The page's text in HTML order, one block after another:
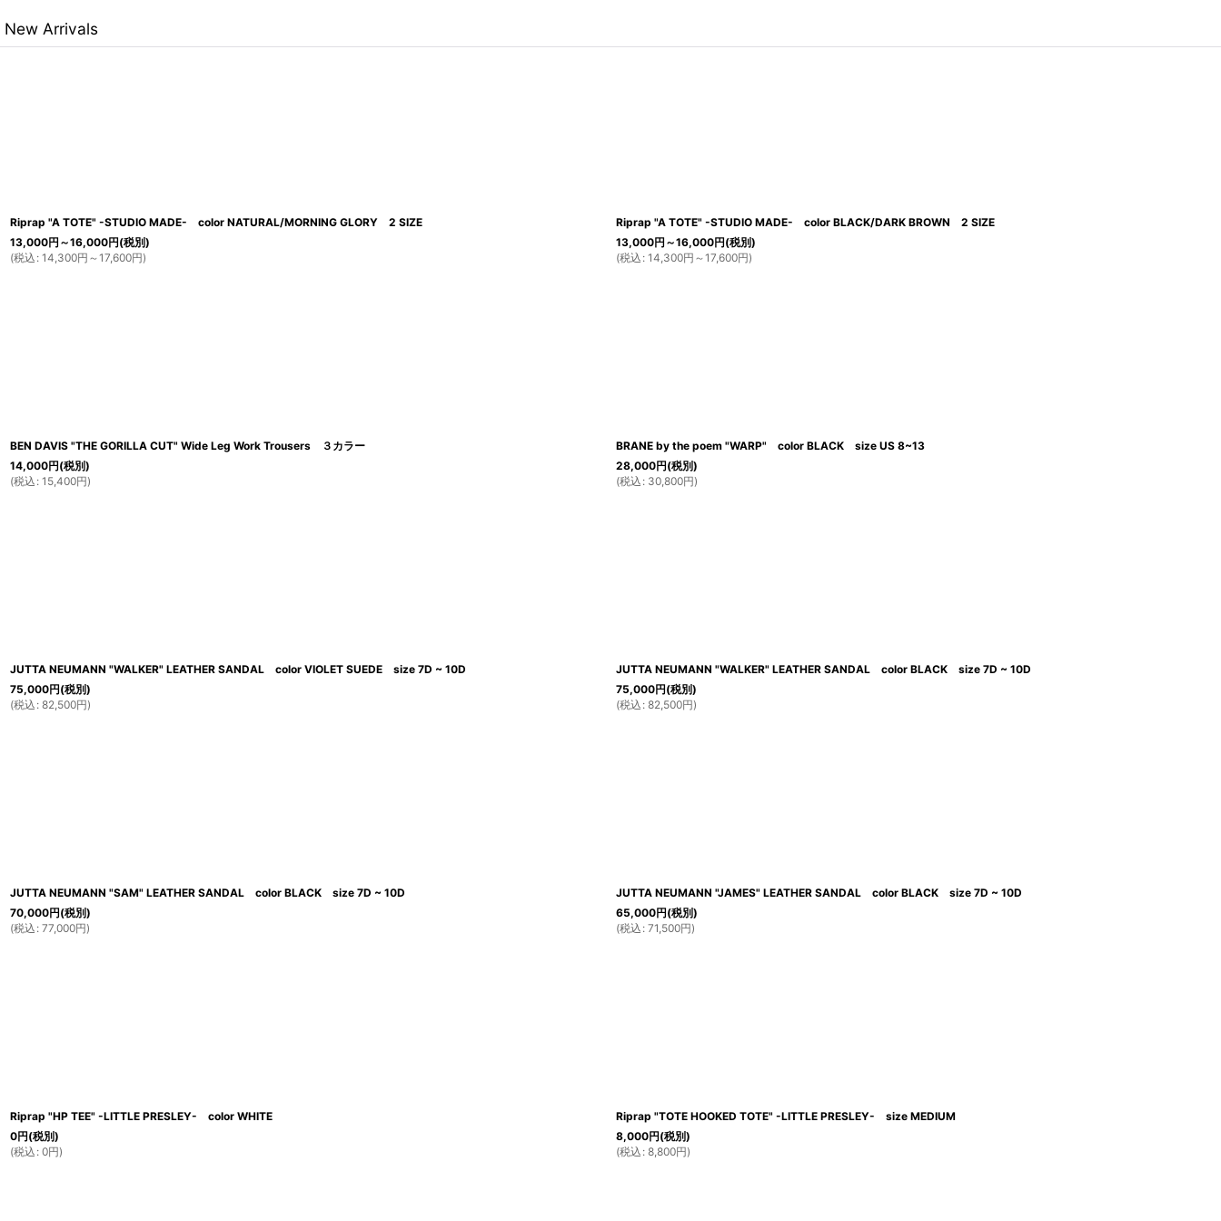
New Arrivals
Riprap "A TOTE" -STUDIO MADE- color NATURAL/MORNING GLORY 2 SIZE
13,000円 ～16,000円(税別)
(税込 : 14,300円 ～17,600円)
Riprap "A TOTE" -STUDIO MADE- color BLACK/DARK BROWN 2 SIZE
13,000円 ～16,000円(税別)
(税込 : 14,300円 ～17,600円)
BEN DAVIS "THE GORILLA CUT" Wide Leg Work Trousers ３カラー
14,000円(税別)
(税込 : 15,400円)
BRANE by the poem "WARP" color BLACK size US 8~13
28,000円(税別)
(税込 : 30,800円)
JUTTA NEUMANN "WALKER" LEATHER SANDAL color VIOLET SUEDE size 7D ~ 10D
75,000円(税別)
(税込 : 82,500円)
JUTTA NEUMANN "WALKER" LEATHER SANDAL color BLACK size 7D ~ 10D
75,000円(税別)
(税込 : 82,500円)
JUTTA NEUMANN "SAM" LEATHER SANDAL color BLACK size 7D ~ 10D
70,000円(税別)
(税込 : 77,000円)
JUTTA NEUMANN "JAMES" LEATHER SANDAL color BLACK size 7D ~ 10D
65,000円(税別)
(税込 : 71,500円)
Riprap "HP TEE" -LITTLE PRESLEY- color WHITE
0円(税別)
(税込 : 0円)
Riprap "TOTE HOOKED TOTE" -LITTLE PRESLEY- size MEDIUM
8,000円(税別)
(税込 : 8,800円)